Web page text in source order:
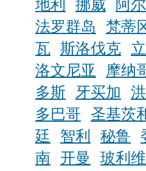
地利
挪威 阿
法罗群岛
梵蒂
瓦 斯洛伐克
洛文尼亚
摩纳
多斯
牙买加
多巴哥
圣基茨
廷
智利 秘鲁
南
开曼 玻利